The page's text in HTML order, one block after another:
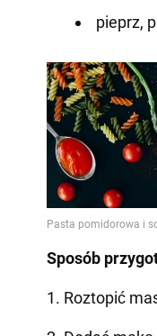
pieprz,
Sposób
1. Roztopić